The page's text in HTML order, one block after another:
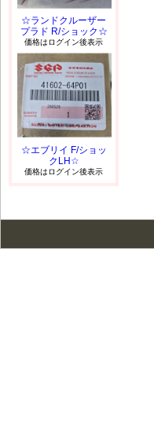
☆ランドクルーザー
プラド R/ショック☆
価格はログイン後表示
☆エブリイ F/ショッ
クLH☆
価格はログイン後表示